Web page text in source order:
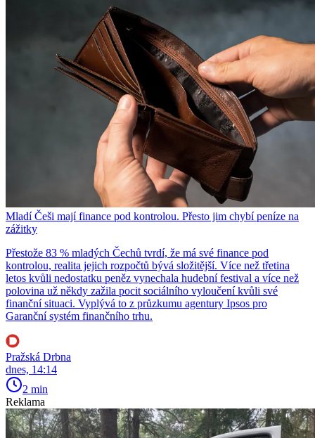
Mladí Češi mají finance pod kontrolou. Přesto jim chybí peníze na
zážitky
Přestože 83 % mladých Čechů tvrdí, že má své finance pod
kontrolou, realita jejich rozpočtů bývá složitější. Více než třetina
letos kvůli nedostatku peněz vynechala hudební festival a více než
polovina už někdy zažila pocit sociálního vyloučení kvůli své
finanční situaci. Vyplývá to z průzkumu agentury Ipsos pro
Garanční systém finančního trhu.
Pražská Drbna
dnes, 14:14
2 min
Reklama